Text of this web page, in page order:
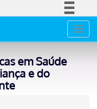
Acesso à informação
em Saúde
e do